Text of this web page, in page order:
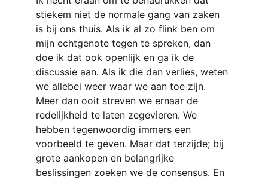
stiekem niet de normale gang van zaken
is bij ons thuis. Als ik al zo flink ben om
mijn echtgenote tegen te spreken, dan
doe ik dat ook openlijk en ga ik de
discussie aan. Als ik die dan verlies, weten
we allebei weer waar we aan toe zijn.
Meer dan ooit streven we ernaar de
redelijkheid te laten zegevieren. We
hebben tegenwoordig immers een
voorbeeld te geven. Maar dat terzijde; bij
grote aankopen en belangrijke
beslissingen zoeken we de consensus. En